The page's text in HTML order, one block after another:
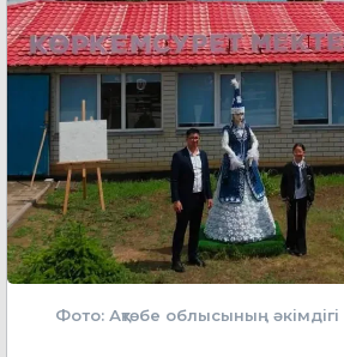
Фото: Ақтөбе облысының әкімдігі